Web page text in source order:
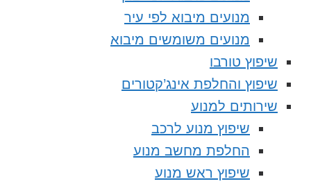
מנועים מיבוא לפי עיר
מנועים משומשים מיבוא
שיפוץ טורבו
שיפוץ והחלפת אינג’קטורים
שירותים למנוע
שיפוץ מנוע לרכב
החלפת מחשב מנוע
שיפוץ ראש מנוע